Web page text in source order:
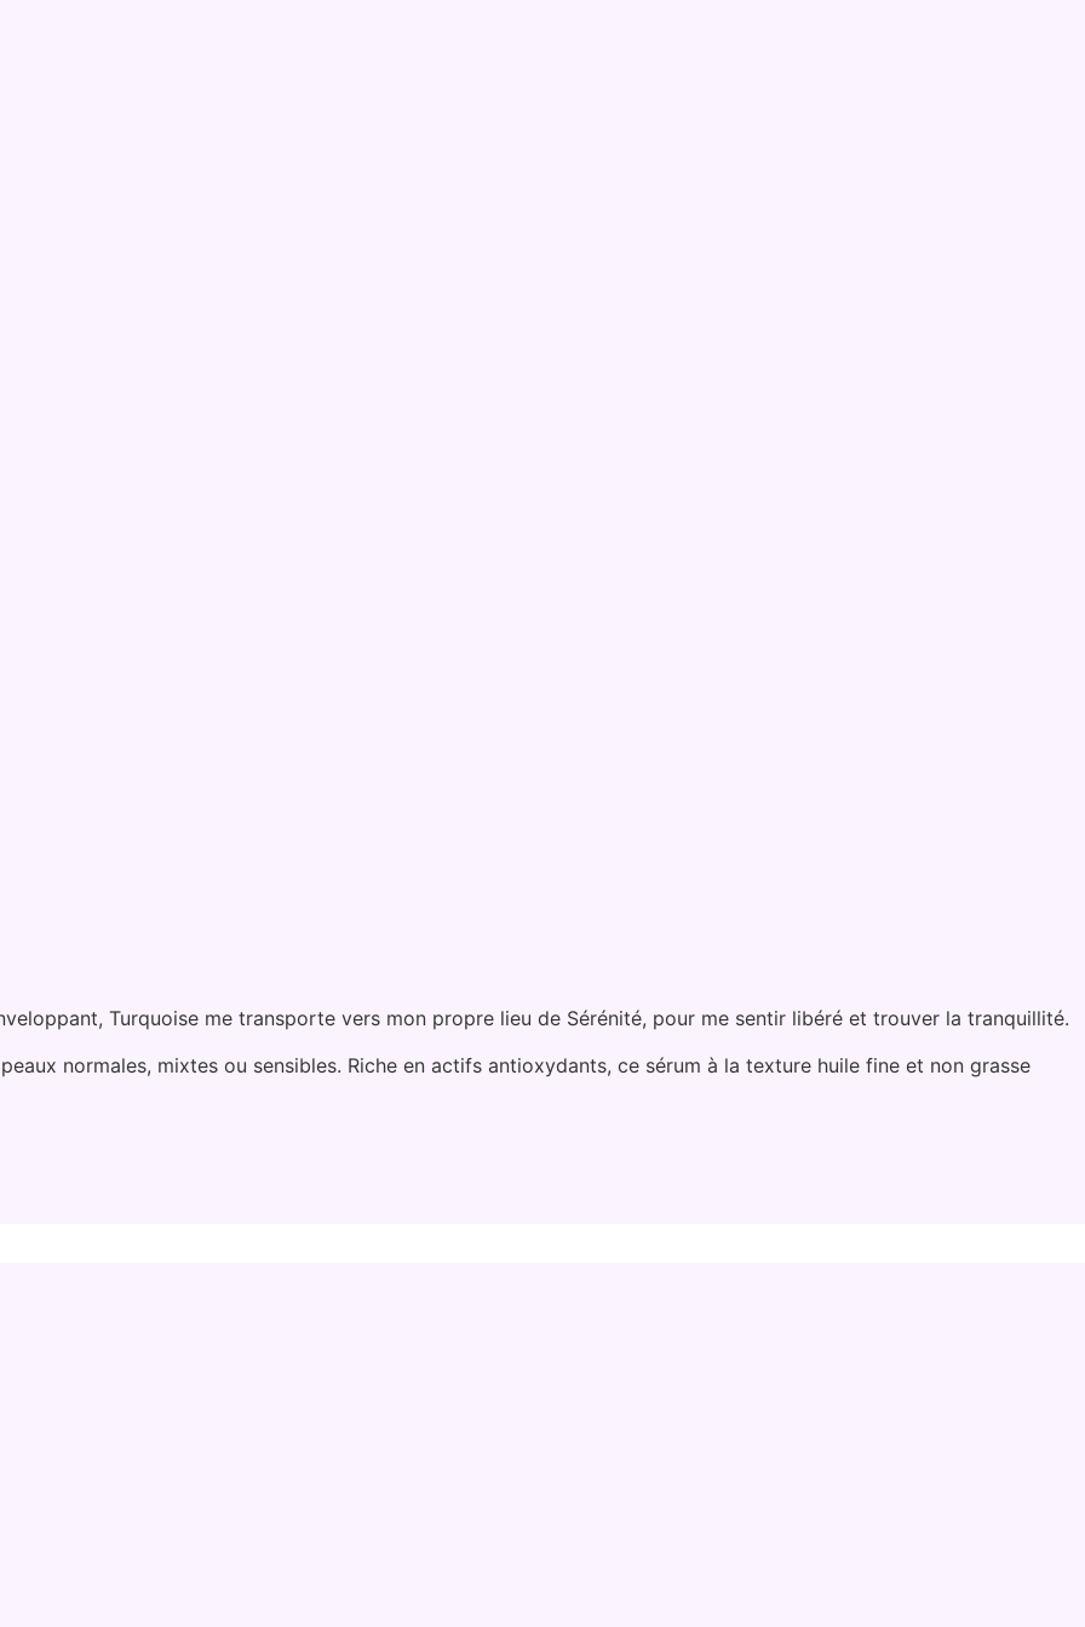
Turquoise me transporte vers mon propre lieu de Sérénité, pour me sentir libéré et trouver la tranquillité.
normales, mixtes ou sensibles. Riche en actifs antioxydants, ce sérum à la texture huile fine et non grasse